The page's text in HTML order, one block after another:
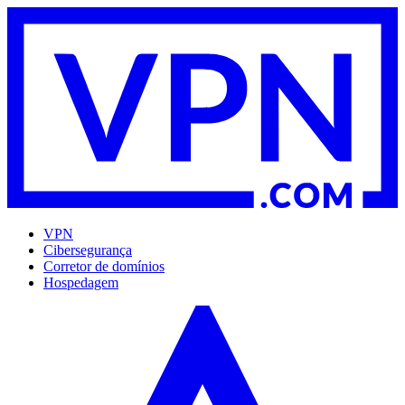
VPN
Cibersegurança
Corretor de domínios
Hospedagem